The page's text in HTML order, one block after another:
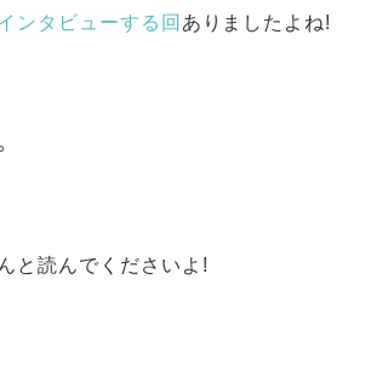
ンタビューする回ありましたよね!
と読んでくださいよ!